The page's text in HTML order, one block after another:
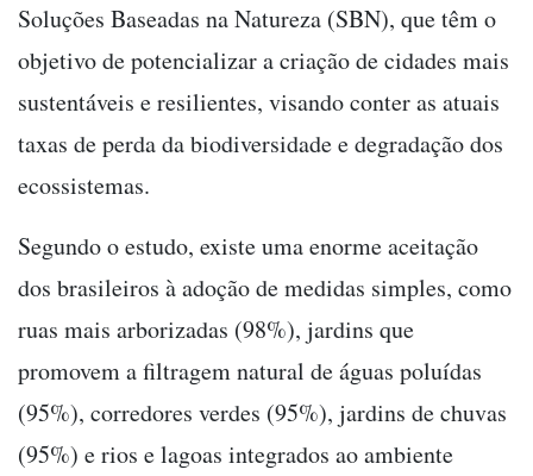
Soluções Baseadas na Natureza (SBN), que têm o
objetivo de potencializar a criação de cidades mais
sustentáveis e resilientes, visando conter as atuais
taxas de perda da biodiversidade e degradação dos
ecossistemas.
Segundo o estudo, existe uma enorme aceitação
dos brasileiros à adoção de medidas simples, como
ruas mais arborizadas (98%), jardins que
promovem a filtragem natural de águas poluídas
(95%), corredores verdes (95%), jardins de chuvas
(95%) e rios e lagoas integrados ao ambiente